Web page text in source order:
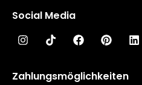
Social Media
Zahlungsmöglichkeiten